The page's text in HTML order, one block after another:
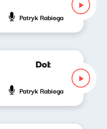
Patryk Rabiega
Dobrze
Patryk Rabiega